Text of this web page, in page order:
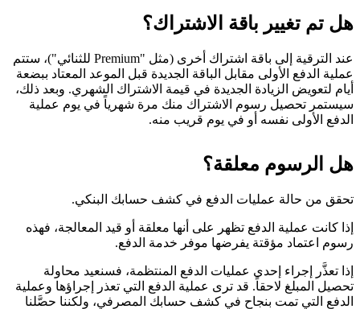
هل تم تغيير باقة الاشتراك؟
عند الترقية إلى باقة اشتراك أخرى (مثل "Premium للثنائي")، ستتم
عملية الدفع الأولى مقابل الباقة الجديدة قبل الموعد المعتاد ببضعة
أيام لتعويض الزيادة الجديدة في قيمة الاشتراك الشهري. وبعد ذلك،
سيستمر تحصيل رسوم الاشتراك منك مرة شهرياً في يوم عملية
الدفع الأولى نفسه أو في يوم قريب منه.
هل الرسوم معلقة؟
تحقق من حالة عمليات الدفع في كشف حسابك البنكي.
إذا كانت عملية الدفع تظهر على أنها معلقة أو قيد المعالجة، فهذه
رسوم اعتماد مؤقتة يفرضها موفر خدمة الدفع.
إذا تعذَّر إجراء إحدى عمليات الدفع المنتظمة، فسنعيد محاولة
تحصيل المبلغ لاحقاً. قد ترى عملية الدفع التي تعذر إجراؤها وعملية
الدفع التي تمت بنجاح في كشف حسابك المصرفي، ولكننا حصَّلنا